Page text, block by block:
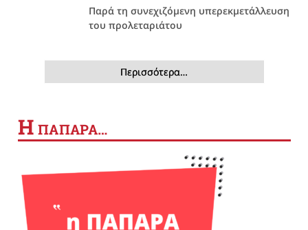
Παρά τη συνεχιζόμενη υπερεκμετάλλευση
του προλεταριάτου
Περισσότερα…
Η ΠΑΠΑΡΑ…